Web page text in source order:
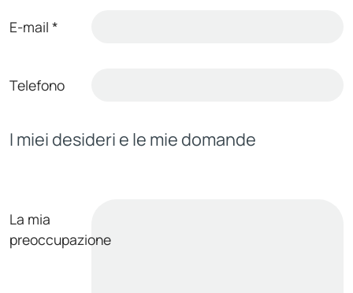
E-mail *
Telefono
I miei desideri e le mie domande
La mia
preoccupazione